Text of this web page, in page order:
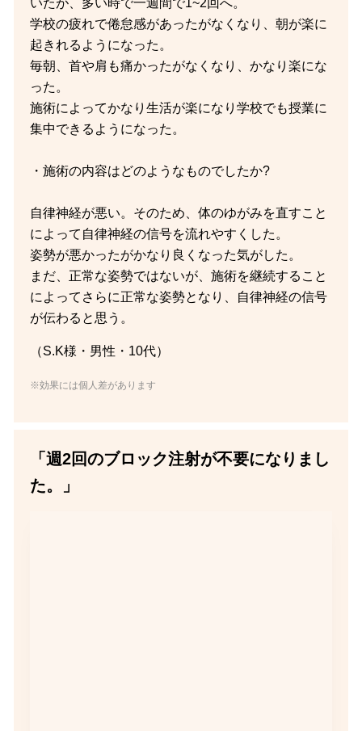
学校の疲れで倦怠感があったがなくなり、朝が楽に
起きれるようになった。
毎朝、首や肩も痛かったがなくなり、かなり楽にな
った。
施術によってかなり生活が楽になり学校でも授業に
集中できるようになった。
・施術の内容はどのようなものでしたか?
自律神経が悪い。そのため、体のゆがみを直すこと
によって自律神経の信号を流れやすくした。
姿勢が悪かったがかなり良くなった気がした。
まだ、正常な姿勢ではないが、施術を継続すること
によってさらに正常な姿勢となり、自律神経の信号
が伝わると思う。
（S.K様・男性・10代）
※効果には個人差があります
「週2回のブロック注射が不要になりまし
た。」